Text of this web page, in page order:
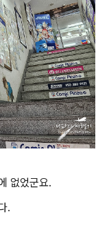
없었군요.
.